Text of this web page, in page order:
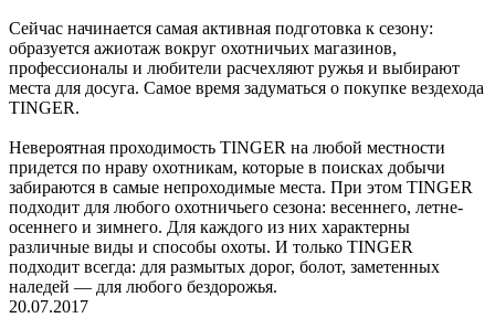
Сейчас начинается самая активная подготовка к сезону:
образуется ажиотаж вокруг охотничьих магазинов,
профессионалы и любители расчехляют ружья и выбирают
места для досуга. Самое время задуматься о покупке вездехода
TINGER.
Невероятная проходимость TINGER на любой местности
придется по нраву охотникам, которые в поисках добычи
забираются в самые непроходимые места. При этом TINGER
подходит для любого охотничьего сезона: весеннего, летне-
осеннего и зимнего. Для каждого из них характерны
различные виды и способы охоты. И только TINGER
подходит всегда: для размытых дорог, болот, заметенных
наледей — для любого бездорожья.
20.07.2017